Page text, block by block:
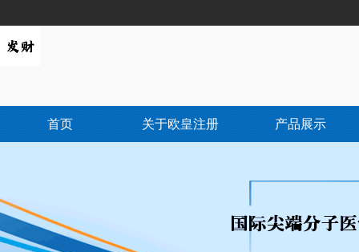
首页 关于欧皇注册 产品展示